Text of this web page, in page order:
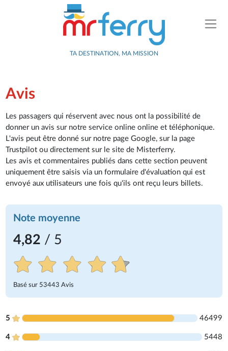
TA DESTINATION, MA MISSION
Avis
Les passagers qui réservent avec nous ont la possibilité de
donner un avis sur notre service online online et téléphonique.
L'avis peut être donné sur notre page Google, sur la page
Trustpilot ou directement sur le site de Misterferry.
Les avis et commentaires publiés dans cette section peuvent
uniquement être saisis via un formulaire d'évaluation qui est
envoyé aux utilisateurs une fois qu'ils ont reçu leurs billets.
Note moyenne
4,82 / 5
Basé sur 53443 Avis
5 46499
4 5448